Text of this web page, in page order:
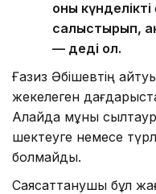
оны күнделікті
салыстырып,
— деді ол.
Ғазиз Әбішевтің
жекелеген
Алайда мұны
шектеуге немесе
болмайды.
Саясаттанушы бұл